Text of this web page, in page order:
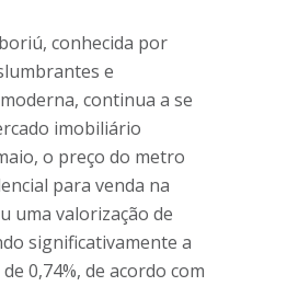
conhecida por
e
continua a se
imobiliário
o preço do metro
para venda na
uma valorização de
significativamente a
0,74%, de acordo com